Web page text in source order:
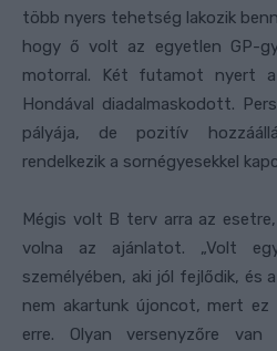
több nyers tehetség lakozik
hogy ő volt az egyetlen GP-
motorral. Két futamot nyert a
Hondával diadalmaskodott.
pályája, de pozitív
rendelkezik a sornégyesekkel
Mégis volt B terv arra az
volna az ajánlatot. „Volt
személyében, aki jól fejlődik, és
nem akartunk újoncot, mert ez
erre. Olyan versenyzőre van